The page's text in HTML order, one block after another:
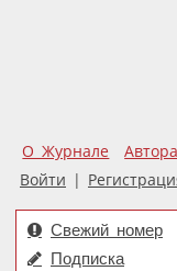
О Журнале
Войти |
Свежий номер
Подписка